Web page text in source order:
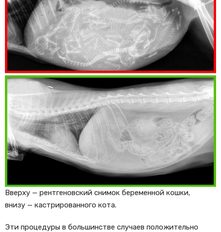
Вверху — рентгеновский снимок беременной кошки,
внизу — кастрированного кота.
Эти процедуры в большинстве случаев положительно